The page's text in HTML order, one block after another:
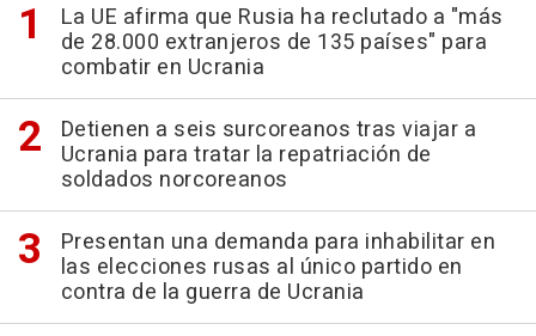
La UE afirma que Rusia ha reclutado a "más
de 28.000 extranjeros de 135 países" para
combatir en Ucrania
Detienen a seis surcoreanos tras viajar a
Ucrania para tratar la repatriación de
soldados norcoreanos
Presentan una demanda para inhabilitar en
las elecciones rusas al único partido en
contra de la guerra de Ucrania